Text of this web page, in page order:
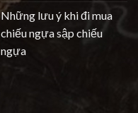
Những lưu ý khi đi mua
chiếu ngựa sập chiếu
ngựa